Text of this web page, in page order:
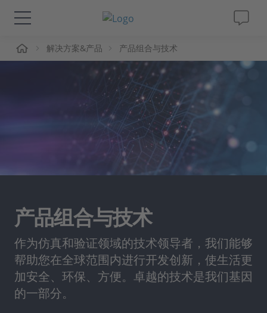
解决方案&产品
人才招聘
解决方案&产品 产品组合与技术
产品组合与技术
作为仿真和验证领域的技术领导者，我们能够
帮助您在全球范围内进行开发创新，使生活更
加安全、环保、方便。卓越的技术是我们基因
的一部分。